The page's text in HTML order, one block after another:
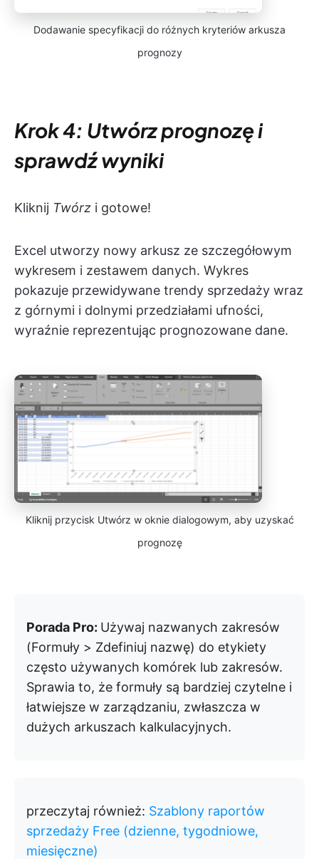
Dodawanie specyfikacji do różnych kryteriów arkusza
prognozy
Krok 4: Utwórz prognozę i
sprawdź wyniki
Kliknij Twórz i gotowe!
Excel utworzy nowy arkusz ze szczegółowym
wykresem i zestawem danych. Wykres
pokazuje przewidywane trendy sprzedaży wraz
z górnymi i dolnymi przedziałami ufności,
wyraźnie reprezentując prognozowane dane.
Kliknij przycisk Utwórz w oknie dialogowym, aby uzyskać
prognozę
Porada Pro: Używaj nazwanych zakresów
(Formuły > Zdefiniuj nazwę) do etykiety
często używanych komórek lub zakresów.
Sprawia to, że formuły są bardziej czytelne i
łatwiejsze w zarządzaniu, zwłaszcza w
dużych arkuszach kalkulacyjnych.
przeczytaj również: Szablony raportów
sprzedaży Free (dzienne, tygodniowe,
miesięczne)